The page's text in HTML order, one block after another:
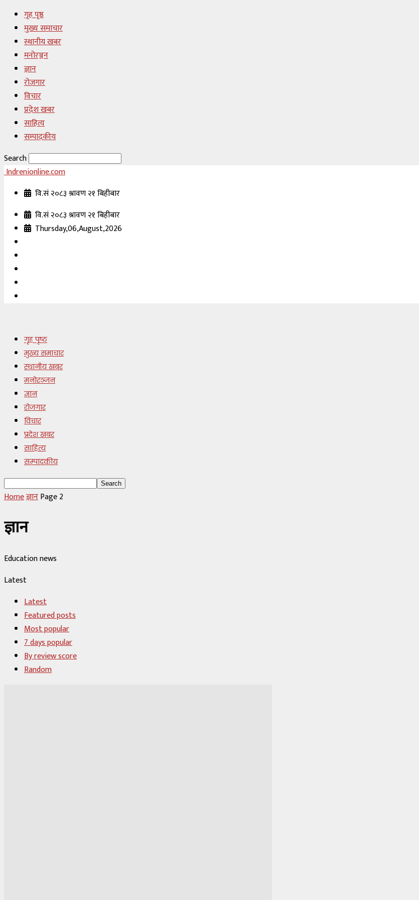
गृह पृष्ठ
मुख्य समाचार
स्थानीय खबर
मनोरञ्जन
ज्ञान
रोजगार
विचार
प्रदेश खबर
साहित्य
सम्पादकीय
Search
Indrenionline.com
वि.सं २०८३ श्रावण २१ बिहीबार
वि.सं २०८३ श्रावण २१ बिहीबार
Thursday,06,August,2026
गृह पृष्ठ
मुख्य समाचार
स्थानीय खबर
मनोरञ्जन
ज्ञान
रोजगार
विचार
प्रदेश खबर
साहित्य
सम्पादकीय
Homeज्ञानPage 2
ज्ञान
Education news
Latest
Latest
Featured posts
Most popular
7 days popular
By review score
Random